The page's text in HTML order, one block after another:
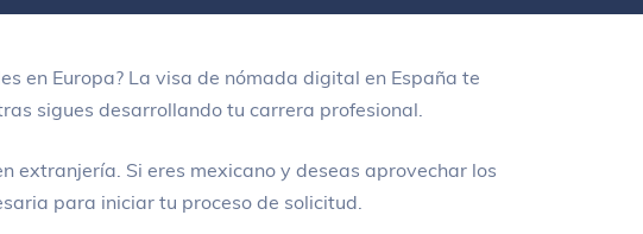
en Europa? La visa de nómada digital en España te
sigues desarrollando tu carrera profesional.
extranjería. Si eres mexicano y deseas aprovechar los
para iniciar tu proceso de solicitud.